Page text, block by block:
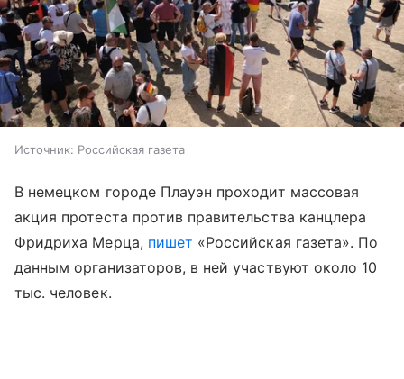
Источник: Российская газета
В немецком городе Плауэн проходит массовая
акция протеста против правительства канцлера
Фридриха Мерца, пишет «Российская газета». По
данным организаторов, в ней участвуют около 10
тыс. человек.